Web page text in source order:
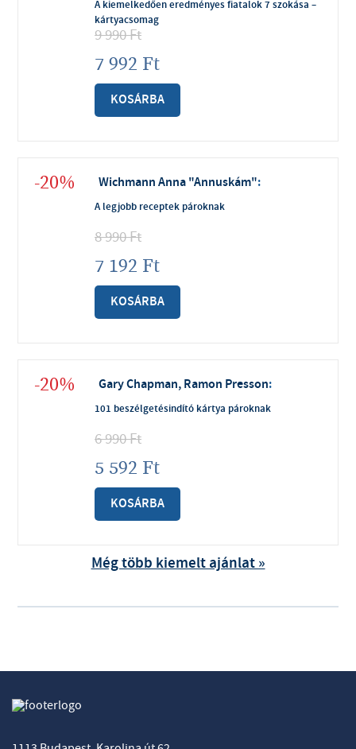
A kiemelkedően eredményes fiatalok 7 szokása –
kártyacsomag
9 990Ft
7 992 Ft
KOSÁRBA
-20% Wichmann Anna "Annuskám":
A legjobb receptek pároknak
8 990Ft
7 192 Ft
KOSÁRBA
-20% Gary Chapman, Ramon Presson:
101 beszélgetésindító kártya pároknak
6 990Ft
5 592 Ft
KOSÁRBA
Még több kiemelt ajánlat »